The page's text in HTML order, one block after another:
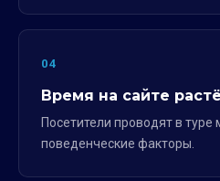
04
Время на сайте
Посетители проводят в туре
поведенческие факторы.